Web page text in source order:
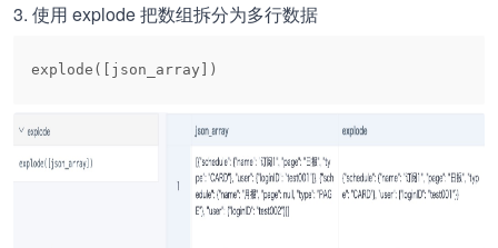
3. 使用 explode 把数组拆分为多行数据
explode([json_array])